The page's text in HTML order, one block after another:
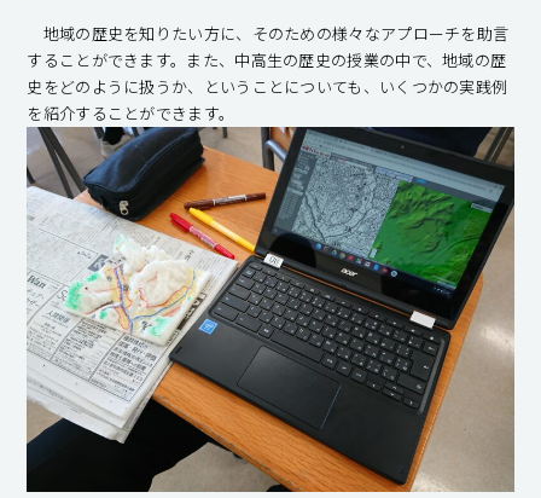
地域の歴史を知りたい方に、そのための様々なアプローチを助言
することができます。また、中高生の歴史の授業の中で、地域の歴
史をどのように扱うか、ということについても、いくつかの実践例
を紹介することができます。